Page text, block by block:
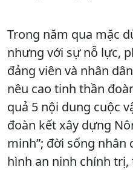
Trong năm qua mặc
nhưng với sự nỗ lực,
đảng viên và nhân
nêu cao tinh thần
quả 5 nội dung cuộc
đoàn kết xây dựng
minh”; đời sống nhân
hình an ninh chính